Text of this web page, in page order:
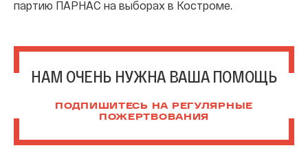
партию ПАРНАС на выборах в Костроме.
НАМ ОЧЕНЬ НУЖНА ВАША ПОМОЩЬ
ПОДПИШИТЕСЬ НА РЕГУЛЯРНЫЕ
ПОЖЕРТВОВАНИЯ